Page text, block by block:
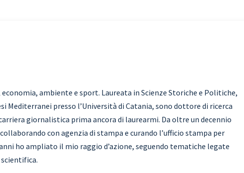
ambiente e sport. Laureata in Scienze Storiche e Politiche,
Mediterranei presso l’Università di Catania, sono dottore di ricerca
giornalistica prima ancora di laurearmi. Da oltre un decennio
con agenzia di stampa e curando l’ufficio stampa per
ho ampliato il mio raggio d’azione, seguendo tematiche legate